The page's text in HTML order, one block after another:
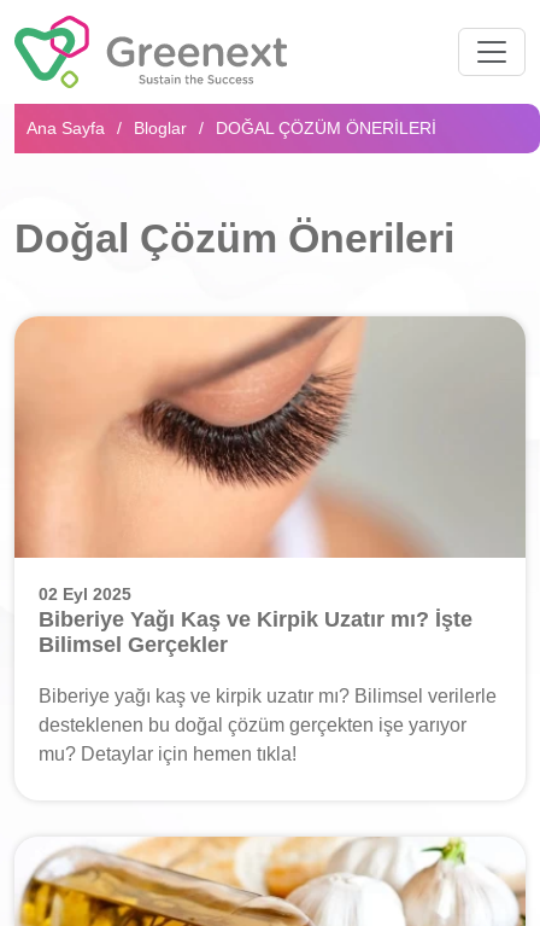
Arama...
Ana Sayfa Bloglar DOĞAL ÇÖZÜM ÖNERILERI
Doğal Çözüm Önerileri
02 Eyl 2025
Biberiye Yağı Kaş ve Kirpik Uzatır mı? İşte
Bilimsel Gerçekler
Biberiye yağı kaş ve kirpik uzatır mı? Bilimsel verilerle
desteklenen bu doğal çözüm gerçekten işe yarıyor
mu? Detaylar için hemen tıkla!